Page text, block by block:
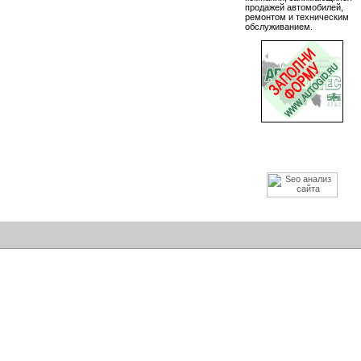
продажей автомобилей,
ремонтом и техническим
обслуживанием.